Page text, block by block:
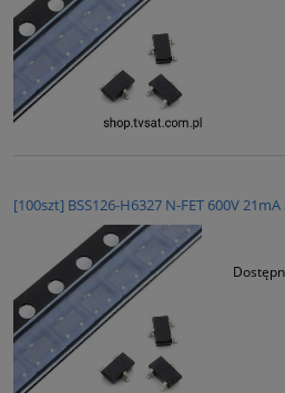
[100szt] BSS126-H6327 N-FET 600V